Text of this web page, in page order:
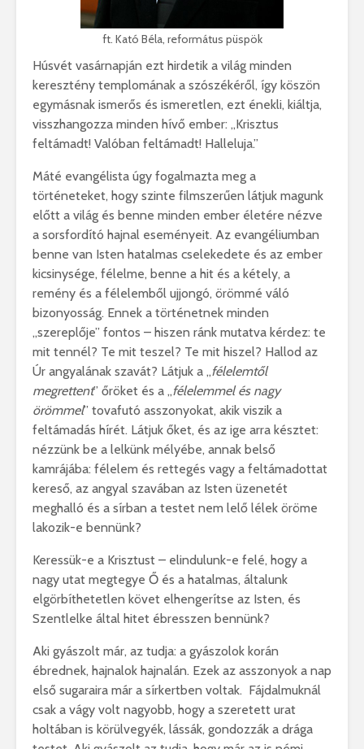
ft. Kató Béla, református püspök
Húsvét vasárnapján ezt hirdetik a világ minden
keresztény templomának a szószékéről, így köszön
egymásnak ismerős és ismeretlen, ezt énekli, kiáltja,
visszhangozza minden hívő ember: „Krisztus
feltámadt! Valóban feltámadt! Halleluja.”
Máté evangélista úgy fogalmazta meg a
történeteket, hogy szinte filmszerűen látjuk magunk
előtt a világ és benne minden ember életére nézve
a sorsfordító hajnal eseményeit. Az evangéliumban
benne van Isten hatalmas cselekedete és az ember
kicsinysége, félelme, benne a hit és a kétely, a
remény és a félelemből ujjongó, örömmé váló
bizonyosság. Ennek a történetnek minden
„szereplője” fontos – hiszen ránk mutatva kérdez: te
mit tennél? Te mit teszel? Te mit hiszel? Hallod az
Úr angyalának szavát? Látjuk a „félelemtől
megrettent” őröket és a „félelemmel és nagy
örömmel” tovafutó asszonyokat, akik viszik a
feltámadás hírét. Látjuk őket, és az ige arra késztet:
nézzünk be a lelkünk mélyébe, annak belső
kamrájába: félelem és rettegés vagy a feltámadottat
kereső, az angyal szavában az Isten üzenetét
meghalló és a sírban a testet nem lelő lélek öröme
lakozik-e bennünk?
Keressük-e a Krisztust – elindulunk-e felé, hogy a
nagy utat megtegye Ő és a hatalmas, általunk
elgörbíthetetlen követ elhengerítse az Isten, és
Szentlelke által hitet ébresszen bennünk?
Aki gyászolt már, az tudja: a gyászolok korán
ébrednek, hajnalok hajnalán. Ezek az asszonyok a nap
első sugaraira már a sírkertben voltak. Fájdalmuknál
csak a vágy volt nagyobb, hogy a szeretett urat
holtában is körülvegyék, lássák, gondozzák a drága